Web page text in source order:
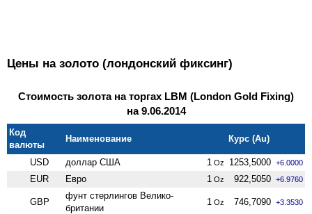
Цены на золото (лондонский фиксинг)
Стоимость золота на торгах LBM (London Gold Fixing)
на 9.06.2014
Код
валюты
Наименование Курс (Au)
USD доллар США 1 Oz 1253,5000 +6.0000
EUR Евро 1 Oz 922,5050 +6.9760
GBP
фунт стерлингов Велико­
британии
1 Oz 746,7090 +3.3530